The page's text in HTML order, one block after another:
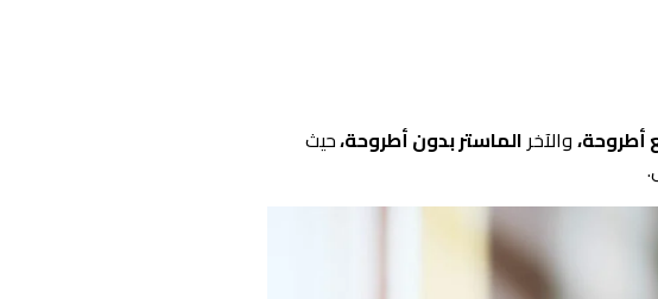
أطروحة،والآخر الماستر بدون أطروحة،حيث